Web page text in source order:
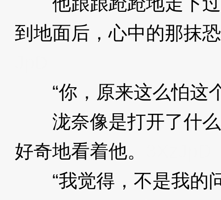
到地面后，心中的那抹
“你，原来这么怕这
泷奈像是打开了什么
好奇地看着他。
“我觉得，不是我的